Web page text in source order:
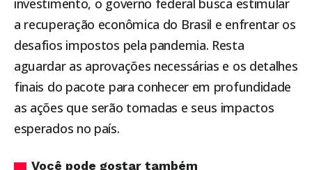
investimento, o governo federal busca estimular
a recuperação econômica do Brasil e enfrentar os
desafios impostos pela pandemia. Resta
aguardar as aprovações necessárias e os detalhes
finais do pacote para conhecer em profundidade
as ações que serão tomadas e seus impactos
esperados no país.
Você pode gostar também